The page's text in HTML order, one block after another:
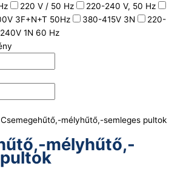
220 V / 50 Hz
220-240 V, 50 Hz
3F+N+T 50Hz 380-415V 3N
220-
1N 60 Hz
Csemegehűtő,-mélyhűtő,-semleges pultok
mélyhűtő,-